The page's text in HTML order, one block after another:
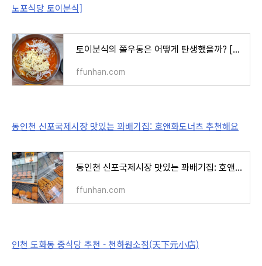
노포식당 토이분식]
토이분식의 쫄우동은 어떻게 탄생했을까? [제물포지하상가 41년노포식당 토이분식]
ffunhan.com
동인천 신포국제시장 맛있는 꽈배기집: 호앤화도너츠 추천해요
동인천 신포국제시장 맛있는 꽈배기집: 호앤화도너츠 추천해요
ffunhan.com
인천 도화동 중식당 추천 - 천하원소점(天下元小店)